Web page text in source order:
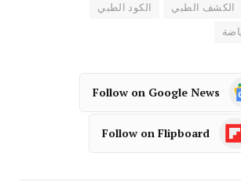
الكشف الطبي الكود الطبي
Follow on Google News
Follow on Flipboard